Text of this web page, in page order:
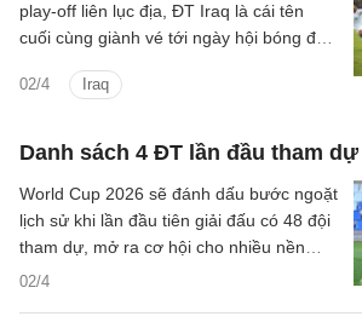
02/4 Iraq
play-off liên lục địa, ĐT Iraq là cái tên
cuối cùng giành vé tới ngày hội bóng đá
cho hành trình đầy gian nan của đại diện
Danh sách 4 ĐT lần đầu tham
02/4
World Cup 2026 sẽ đánh dấu bước ngoặt
lịch sử khi lần đầu tiên giải đấu có 48 đội
tham dự, mở ra cơ hội cho nhiều nền
bóng đá mới với 4 tân binh.